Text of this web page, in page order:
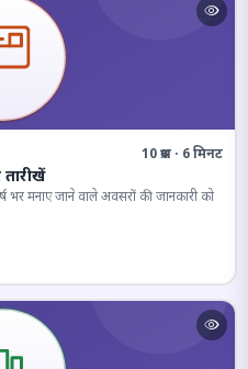
10 प्रश्न · 6 मिनट
तारीखें
भर मनाए जाने वाले अवसरों की जानकारी को